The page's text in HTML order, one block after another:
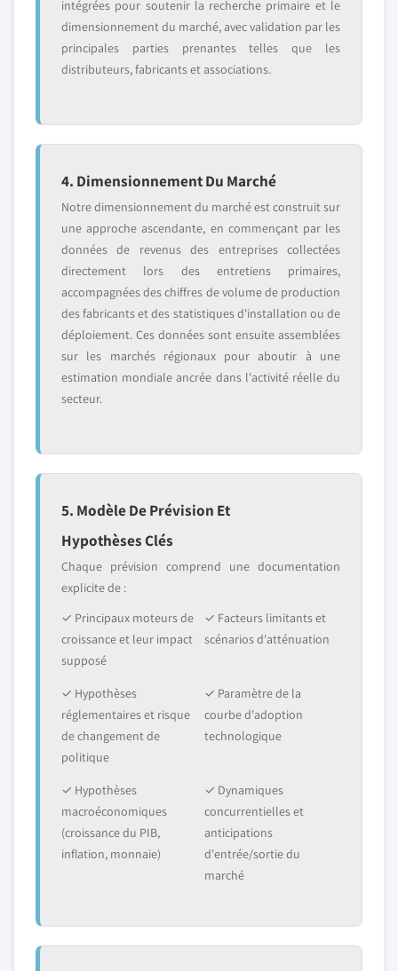
intégrées pour soutenir la recherche primaire et le
dimensionnement du marché, avec validation par les
principales parties prenantes telles que les
distributeurs, fabricants et associations.
4. Dimensionnement Du Marché
Notre dimensionnement du marché est construit sur
une approche ascendante, en commençant par les
données de revenus des entreprises collectées
directement lors des entretiens primaires,
accompagnées des chiffres de volume de production
des fabricants et des statistiques d'installation ou de
déploiement. Ces données sont ensuite assemblées
sur les marchés régionaux pour aboutir à une
estimation mondiale ancrée dans l'activité réelle du
secteur.
5. Modèle De Prévision Et
Hypothèses Clés
Chaque prévision comprend une documentation
explicite de :
✓ Principaux moteurs de
croissance et leur impact
supposé
✓ Facteurs limitants et
scénarios d'atténuation
✓ Hypothèses
réglementaires et risque
de changement de
politique
✓ Paramètre de la
courbe d'adoption
technologique
✓ Hypothèses
macroéconomiques
(croissance du PIB,
inflation, monnaie)
✓ Dynamiques
concurrentielles et
anticipations
d'entrée/sortie du
marché